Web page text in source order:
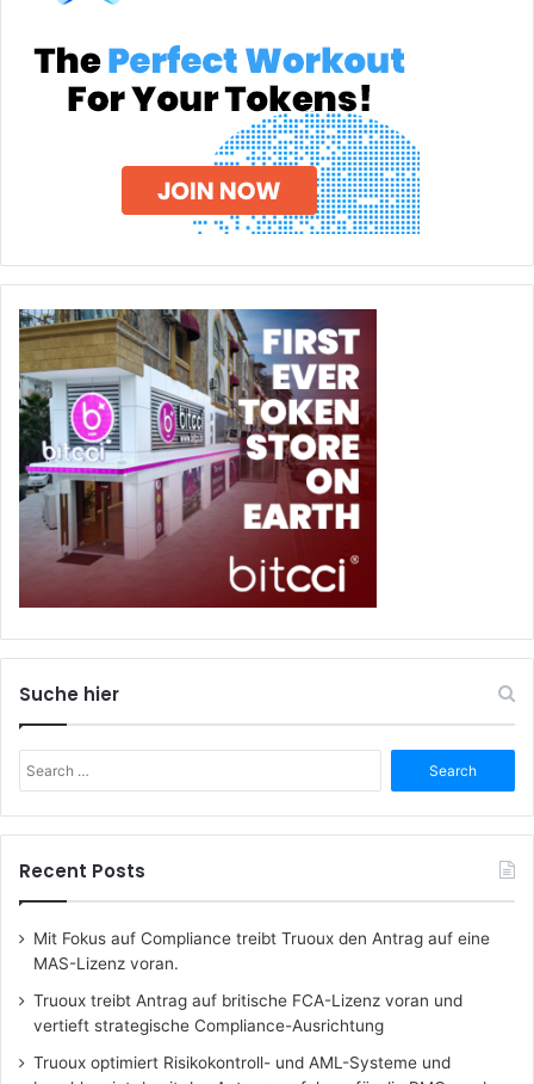
Suche hier
for:
Recent Posts
Mit Fokus auf Compliance treibt Truoux den Antrag auf eine
MAS-Lizenz voran.
Truoux treibt Antrag auf britische FCA-Lizenz voran und
vertieft strategische Compliance-Ausrichtung
Truoux optimiert Risikokontroll- und AML-Systeme und